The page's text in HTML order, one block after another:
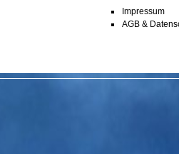
Impressum
AGB &